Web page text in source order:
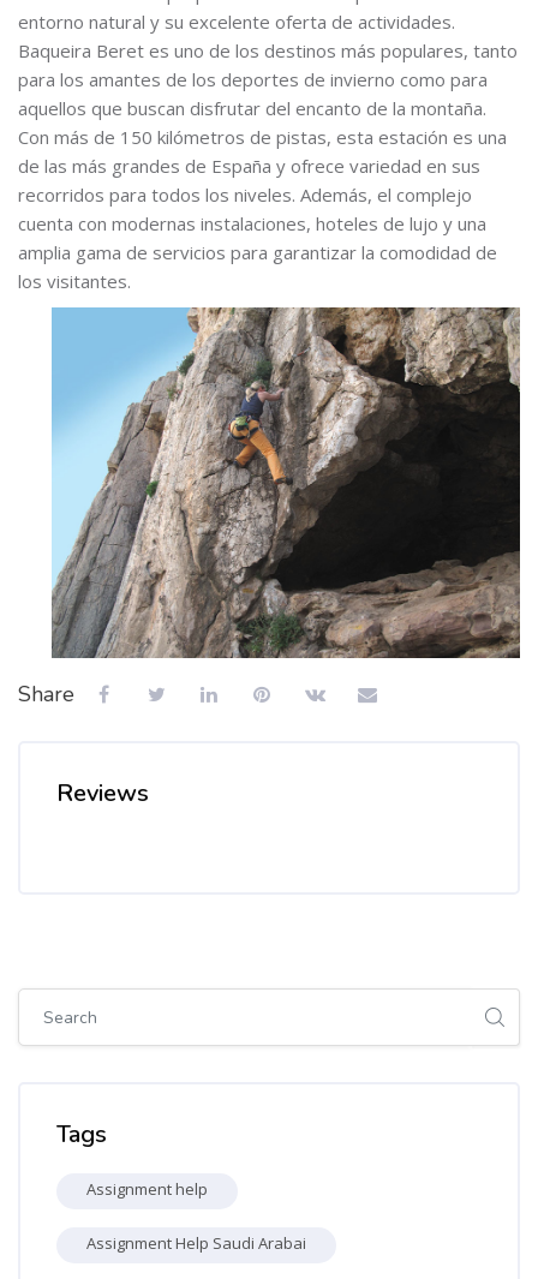
entorno natural y su excelente oferta de actividades.
Baqueira Beret es uno de los destinos más populares, tanto
para los amantes de los deportes de invierno como para
aquellos que buscan disfrutar del encanto de la montaña.
Con más de 150 kilómetros de pistas, esta estación es una
de las más grandes de España y ofrece variedad en sus
recorridos para todos los niveles. Además, el complejo
cuenta con modernas instalaciones, hoteles de lujo y una
amplia gama de servicios para garantizar la comodidad de
los visitantes.
Share
Reviews
Tags
Assignment help
Assignment Help Saudi Arabai